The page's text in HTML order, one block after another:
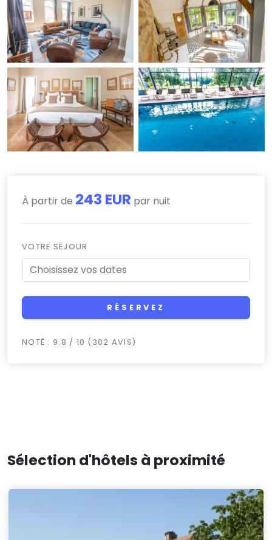
À partir de 243 EUR par nuit
VOTRE SÉJOUR
RÉSERVEZ
NOTÉ : 9.8 / 10 (302 AVIS)
Sélection d'hôtels à proximité